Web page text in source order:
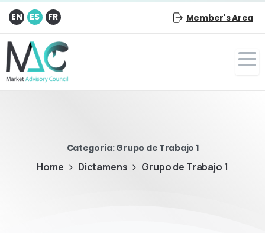
EN ES FR Member's Area
Categoría:Grupo de Trabajo 1
Home Dictamens Grupo de Trabajo 1